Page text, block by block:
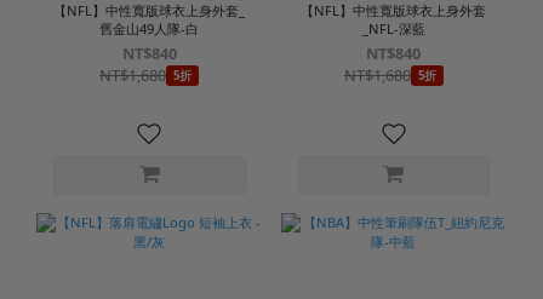
【NFL】中性寬版球衣上身外套_
舊金山49人隊-白
NT$840
NT$1,680 5折
【NFL】中性寬版球衣上身外套
_NFL-深藍
NT$840
NT$1,680 5折